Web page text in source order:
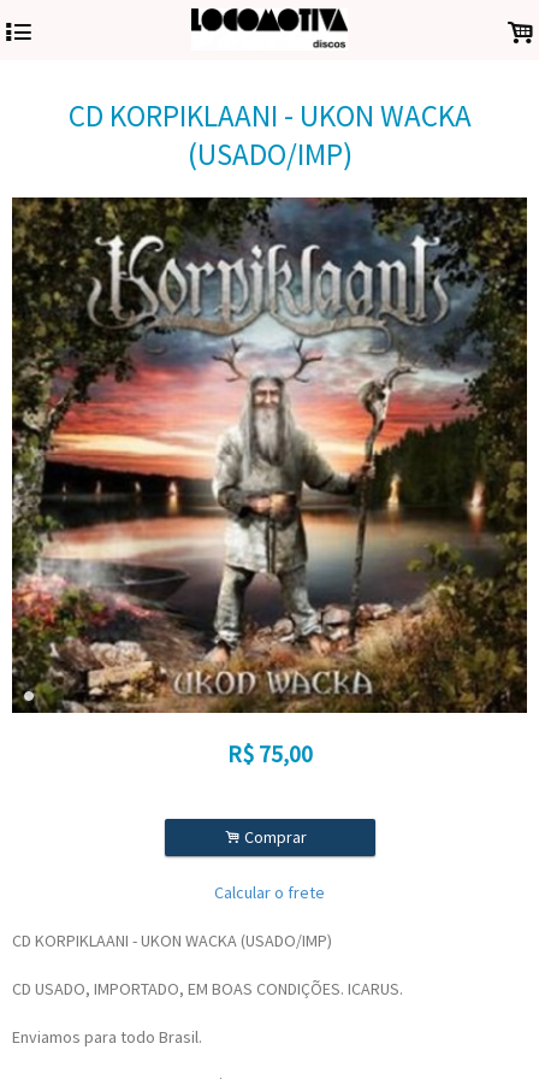
4 .
CD KORPIKLAANI - UKON WACKA
(USADO/IMP)
R$ 75,00
. Comprar
Calcular o frete
CD KORPIKLAANI - UKON WACKA (USADO/IMP)
CD USADO, IMPORTADO, EM BOAS CONDIÇÕES. ICARUS.
Enviamos para todo Brasil.